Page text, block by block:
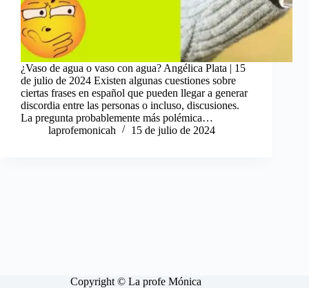
¿Vaso de agua o vaso con agua? Angélica Plata | 15
de julio de 2024 Existen algunas cuestiones sobre
ciertas frases en español que pueden llegar a generar
discordia entre las personas o incluso, discusiones.
La pregunta probablemente más polémica…
laprofemonicah
15 de julio de 2024
Copyright © La profe Mónica